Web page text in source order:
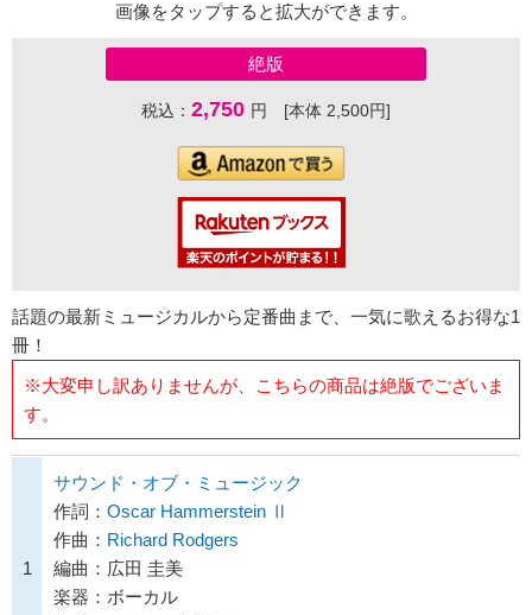
画像をタップすると拡大ができます。
絶版
税込： 2,750 円 [本体 2,500円]
話題の最新ミュージカルから定番曲まで、一気に歌えるお得な1
冊！
※大変申し訳ありませんが、こちらの商品は絶版でございま
す。
1
サウンド・オブ・ミュージック
作詞： Oscar Hammerstein Ⅱ
作曲： Richard Rodgers
編曲：広田 圭美
楽器：ボーカル